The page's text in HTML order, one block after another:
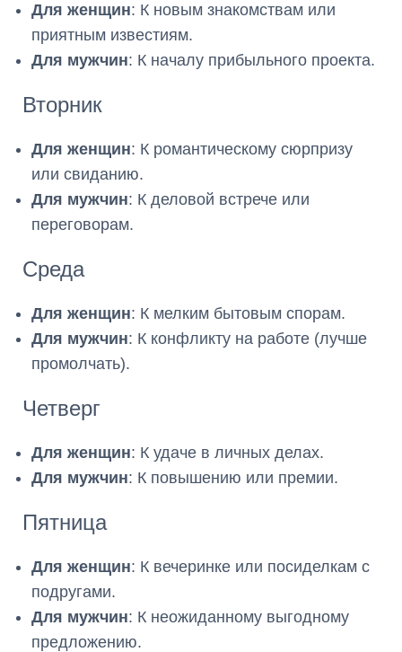
Для женщин: К новым знакомствам или
приятным известиям.
Для мужчин: К началу прибыльного проекта.
Вторник
Для женщин: К романтическому сюрпризу
или свиданию.
Для мужчин: К деловой встрече или
переговорам.
Среда
Для женщин: К мелким бытовым спорам.
Для мужчин: К конфликту на работе (лучше
промолчать).
Четверг
Для женщин: К удаче в личных делах.
Для мужчин: К повышению или премии.
Пятница
Для женщин: К вечеринке или посиделкам с
подругами.
Для мужчин: К неожиданному выгодному
предложению.